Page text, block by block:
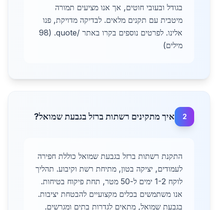
בגודל ובעובי חוטים, אך אנו מציעים תמורה
מיטבית עם תקנים מלאים. לבדיקה מדויקת, פנו
אלינו. לפרטים נוספים בקרו באתר /quote. (98
מילים)
2 איך מתקינים רשתות ברזל בגבעת שמואל?
התקנת רשתות ברזל בגבעת שמואל כוללת חפירה
לעמודים, יציקה בטון, מתיחת רשת וקיבוע. תהליך
לוקח 1-2 ימים ל-50 מטר, תחת פיקוח בטיחות.
אנו משתמשים בכלים מקצועיים להבטחת יציבות.
בגבעת שמואל, מתאים לגדרות בתים ומגרשים.